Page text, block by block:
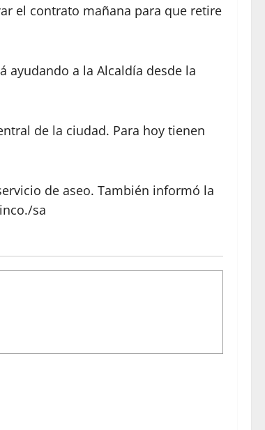
el contrato mañana para que retire
ayudando a la Alcaldía desde la
de la ciudad. Para hoy tienen
de aseo. También informó la
sa